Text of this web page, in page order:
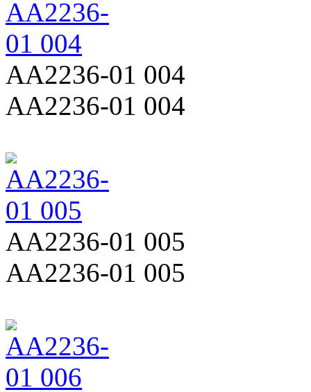
AA2236-01 004
AA2236-01 004
AA2236-01 005
AA2236-01 005